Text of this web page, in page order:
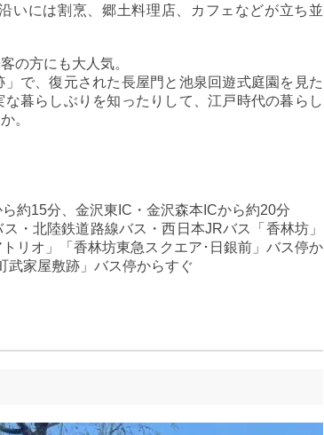
いには割烹、郷土料理店、カフェなどが立ち並
の方にも大人気。
で、復元された長屋門と池泉回遊式庭園を見た
暮らしぶりを知ったりして、江戸時代の暮らし
。
約15分、金沢東IC・金沢森本ICから約20分
・北陸鉄道路線バス・西日本JRバス「香林坊」
リオ」「香林坊東急スクエア･日銀前」バス停か
武家屋敷跡」バス停からすぐ